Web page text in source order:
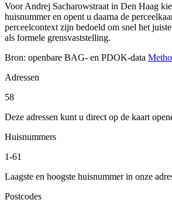
Voor Andrej Sacharowstraat in Den Haag
huisnummer en opent u daarna de
perceelcontext zijn bedoeld om snel het
als formele grensvaststelling.
Bron: openbare BAG- en PDOK-data
Adressen
58
Deze adressen kunt u direct op de kaart
Huisnummers
1-61
Laagste en hoogste huisnummer in onze
Postcodes